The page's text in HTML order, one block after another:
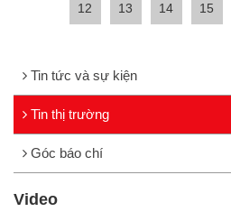
12 13 14 15
Tin tức và sự kiện
Tin thị trường
Góc báo chí
Video